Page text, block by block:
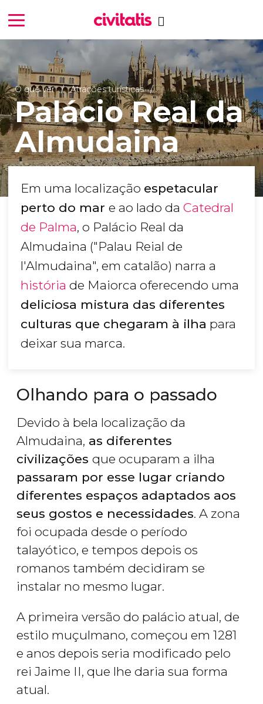
O que ver Atrações turísticas
Palácio Real da
Almudaina
Em uma localização espetacular
perto do mar e ao lado da Catedral
de Palma, o Palácio Real da
Almudaina ("Palau Reial de
l'Almudaina", em catalão) narra a
história de Maiorca oferecendo uma
deliciosa mistura das diferentes
culturas que chegaram à ilha para
deixar sua marca.
Olhando para o passado
Devido à bela localização da
Almudaina, as diferentes
civilizações que ocuparam a ilha
passaram por esse lugar criando
diferentes espaços adaptados aos
seus gostos e necessidades. A zona
foi ocupada desde o período
talayótico, e tempos depois os
romanos também decidiram se
instalar no mesmo lugar.
A primeira versão do palácio atual, de
estilo muçulmano, começou em 1281
e anos depois seria modificado pelo
rei Jaime II, que lhe daria sua forma
atual.